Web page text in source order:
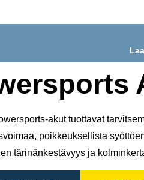
akut tuottavat
poikkeuksellista
tärinänkestävyys ja